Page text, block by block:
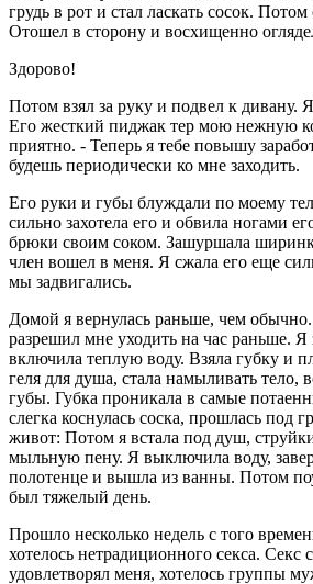
грудь в рот и стал ласкать сосок. Потом
Отошел в сторону и восхищенно
Здорово!
Потом взял за руку и подвел к дивану. Я
Его жесткий пиджак тер мою нежную
приятно. - Теперь я тебе повышу
будешь периодически ко мне заходить.
Его руки и губы блуждали по моему
сильно захотела его и обвила ногами
брюки своим соком. Зашуршала
член вошел в меня. Я сжала его еще
мы задвигались.
Домой я вернулась раньше, чем
разрешил мне уходить на час раньше. Я
включила теплую воду. Взяла губку и
геля для душа, стала намыливать тело,
губы. Губка проникала в самые
слегка коснулась соска, прошлась под
живот: Потом я встала под душ,
мыльную пену. Я выключила воду,
полотенце и вышла из ванны. Потом
был тяжелый день.
Прошло несколько недель с того
хотелось нетрадиционного секса. Секс
удовлетворял меня, хотелось группы